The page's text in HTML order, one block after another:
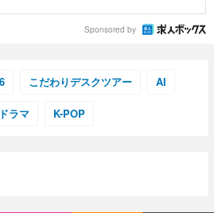
Sponsored by
こだわりデスクツアー AI
ラマ K-POP